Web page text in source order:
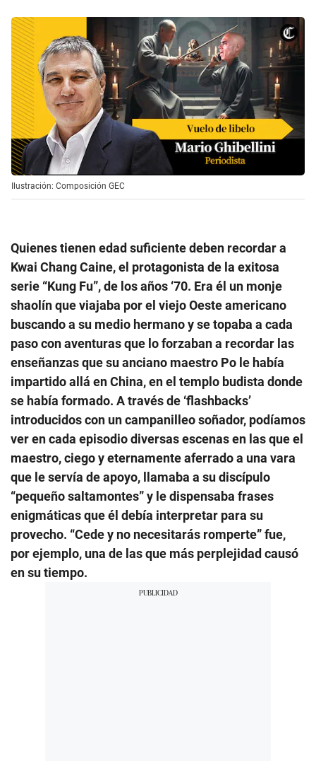
Ilustración: Composición GEC
Quienes tienen edad suficiente deben recordar a
Kwai Chang Caine, el protagonista de la exitosa
serie “Kung Fu”, de los años ‘70. Era él un monje
shaolín que viajaba por el viejo Oeste americano
buscando a su medio hermano y se topaba a cada
paso con aventuras que lo forzaban a recordar las
enseñanzas que su anciano maestro Po le había
impartido allá en China, en el templo budista donde
se había formado. A través de ‘flashbacks’
introducidos con un campanilleo soñador, podíamos
ver en cada episodio diversas escenas en las que el
maestro, ciego y eternamente aferrado a una vara
que le servía de apoyo, llamaba a su discípulo
“pequeño saltamontes” y le dispensaba frases
enigmáticas que él debía interpretar para su
provecho. “Cede y no necesitarás romperte” fue,
por ejemplo, una de las que más perplejidad causó
en su tiempo.